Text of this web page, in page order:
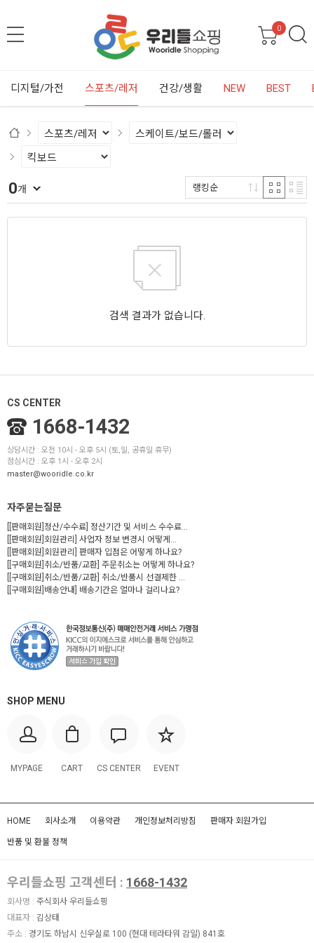
0
디지털/가전 스포츠/레저 건강/생활 NEW BEST
0개 랭킹순
검색 결과가 없습니다.
CS CENTER
1668-1432
상담시간 : 오전 10시 - 오후 5시 (토,일, 공휴일 휴무)
점심시간 : 오후 1시 - 오후 2시
master@wooridle.co.kr
자주묻는질문
[[판매회원]정산/수수료] 정산기간 및 서비스 수수료...
[[판매회원]회원관리] 사업자 정보 변경시 어떻게...
[[판매회원]회원관리] 판매자 입점은 어떻게 하나요?
[[구매회원]취소/반품/교환] 주문취소는 어떻게 하나요?
[[구매회원]취소/반품/교환] 취소/반품시 선결제한 ...
[[구매회원]배송안내] 배송기간은 얼마나 걸리나요?
SHOP MENU
MYPAGE CART CS CENTER EVENT
HOME 회사소개 이용약관 개인정보처리방침 판매자 회원가입
반품 및 환불 정책
우리들쇼핑 고객센터 : 1668-1432
회사명 : 주식회사 우리들쇼핑
대표자 : 김상태
주소 : 경기도 하남시 신우실로 100 (현대 테라타워 감일) 841호